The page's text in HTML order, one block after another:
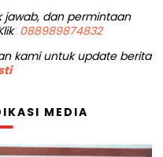
jawab, dan permintaan
088989874832
kami untuk update berita
MEDIA